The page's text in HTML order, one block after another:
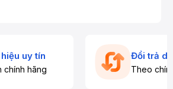
uy tín
chính hãng
Đổi trả
Theo